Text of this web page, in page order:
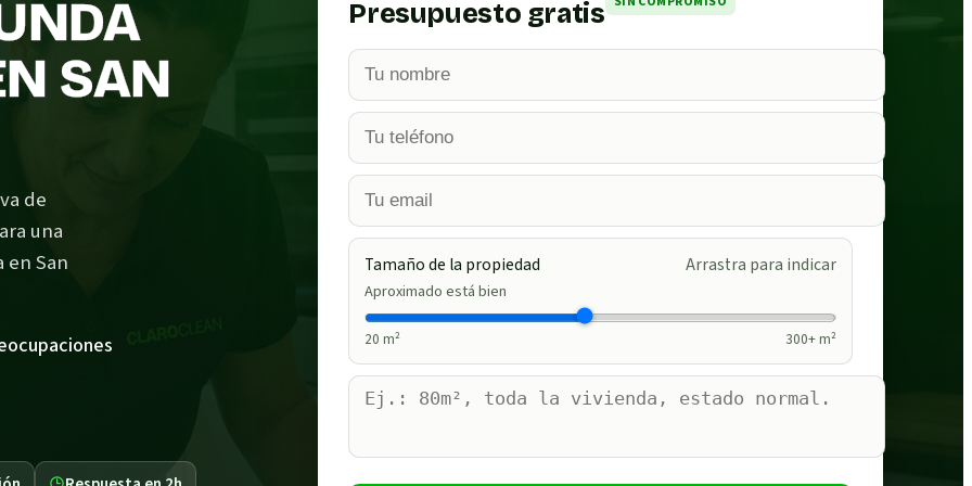
SAN
de
una
San
Presupuesto gratis
Tamaño de la propiedad Arrastra para indicar
Aproximado está bien
20 m² 300+ m²